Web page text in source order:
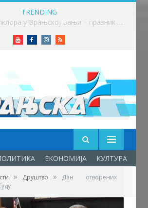
TRENDING
Приређен пријем за учеснике Фестивала фолклора у Врањској Бањи
YoutubeFacebookInstagram
RSS
ЕКОНОМИЈА КУЛТУРА
» Друштво »
Дан отворених